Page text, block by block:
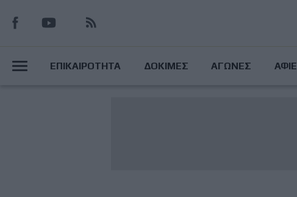
προς
κυρίως
MainΕΠΙΚΑΙΡΟΤΗΤΑ ΔΟΚΙΜΕΣ ΑΓΩΝΕΣ